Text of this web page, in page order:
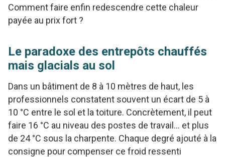
Comment faire enfin redescendre cette chaleur
payée au prix fort ?
Le paradoxe des entrepôts chauffés
mais glacials au sol
Dans un bâtiment de 8 à 10 mètres de haut, les
professionnels constatent souvent un écart de 5 à
10 °C entre le sol et la toiture. Concrètement, il peut
faire 16 °C au niveau des postes de travail… et plus
de 24 °C sous la charpente. Chaque degré ajouté à la
consigne pour compenser ce froid ressenti